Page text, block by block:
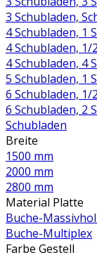
3 Schubladen,
4 Schubladen, 1
4 Schubladen,
4 Schubladen, 4
5 Schubladen, 1
6 Schubladen,
6 Schubladen, 2
Schubladen
Breite
1500 mm
2000 mm
2800 mm
Material Platte
Buche-
Buche-Multiplex
Farbe Gestell